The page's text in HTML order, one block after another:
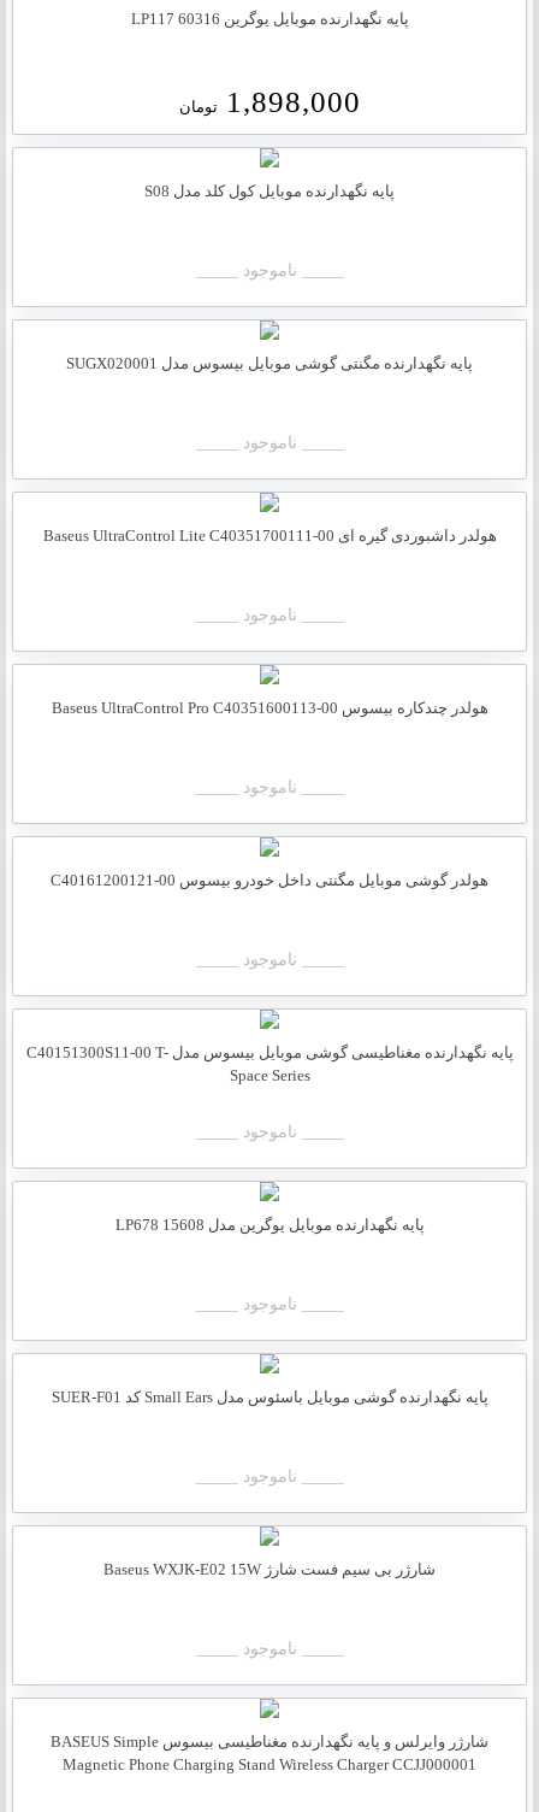
پایه نگهدارنده موبایل یوگرین LP117 60316
1,898,000 تومان
پایه نگهدارنده موبایل کول کلد مدل S08
_____ ناموجود _____
پایه نگهدارنده مگنتی گوشی موبایل بیسوس مدل SUGX020001
_____ ناموجود _____
هولدر داشبوردی گیره ای Baseus UltraControl Lite C40351700111-00
_____ ناموجود _____
هولدر چندکاره بیسوس Baseus UltraControl Pro C40351600113-00
_____ ناموجود _____
هولدر گوشی موبایل مگنتی داخل خودرو بیسوس C40161200121-00
_____ ناموجود _____
پایه نگهدارنده مغناطیسی گوشی موبایل بیسوس مدل C40151300S11-00 T-
Space Series
_____ ناموجود _____
پایه نگهدارنده موبایل یوگرین مدل LP678 15608
_____ ناموجود _____
پایه نگهدارنده گوشی موبایل باسئوس مدل Small Ears کد SUER-F01
_____ ناموجود _____
شارژر بی سیم فست شارژ Baseus WXJK-E02 15W
_____ ناموجود _____
شارژر وایرلس و پایه نگهدارنده مغناطیسی بیسوس BASEUS Simple
Magnetic Phone Charging Stand Wireless Charger CCJJ000001